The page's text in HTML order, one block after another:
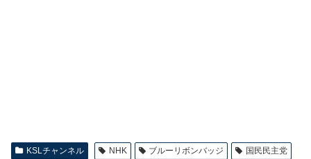
KSLチャンネル NHK ブルーリボンバッジ
国民民主党